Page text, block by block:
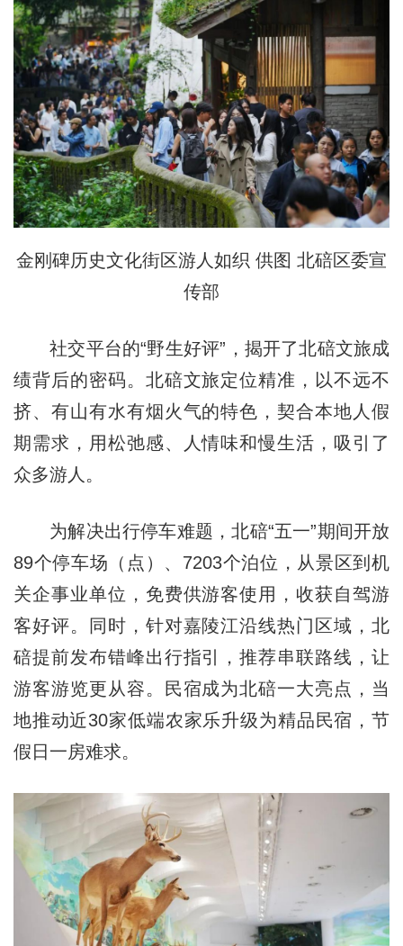
金刚碑历史文化街区游人如织 供图 北碚区委宣
传部
社交平台的“野生好评”，揭开了北碚文旅成
绩背后的密码。北碚文旅定位精准，以不远不
挤、有山有水有烟火气的特色，契合本地人假
期需求，用松弛感、人情味和慢生活，吸引了
众多游人。
为解决出行停车难题，北碚“五一”期间开放
89个停车场（点）、7203个泊位，从景区到机
关企事业单位，免费供游客使用，收获自驾游
客好评。同时，针对嘉陵江沿线热门区域，北
碚提前发布错峰出行指引，推荐串联路线，让
游客游览更从容。民宿成为北碚一大亮点，当
地推动近30家低端农家乐升级为精品民宿，节
假日一房难求。